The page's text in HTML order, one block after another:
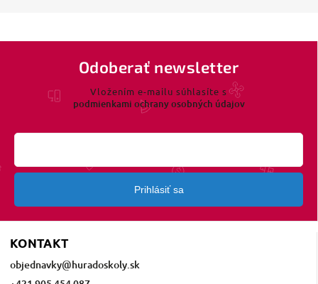
KONTAKT
objednavky@huradoskoly.sk
Odoberať newsletter
Vložením e-mailu súhlasíte s
podmienkami ochrany osobných údajov
Prihlásiť sa